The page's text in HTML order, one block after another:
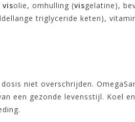
visolie, omhulling (visgelatine),
triglyceride keten),
niet overschrijden.
een gezonde levensstijl. Koel